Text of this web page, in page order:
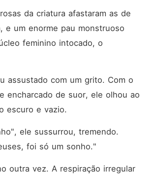
da criatura afastaram as de
e um enorme pau monstruoso
feminino intocado, o
assustado com um grito. Com o
encharcado de suor, ele olhou ao
escuro e vazio.
ele sussurrou, tremendo.
foi só um sonho."
outra vez. A respiração irregular